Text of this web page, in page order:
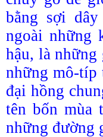
bằng sợi
ngoài những
hậu, là những
những mô-típ
đại hồng
tên bốn mùa
những đường